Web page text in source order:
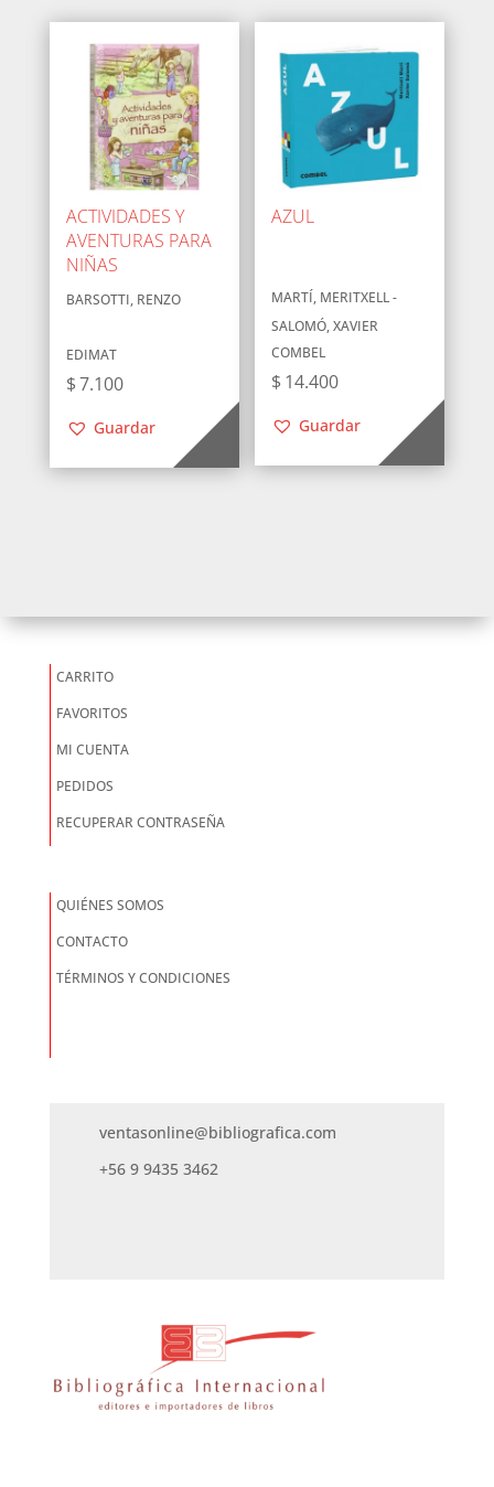
ACTIVIDADES Y
AVENTURAS PARA
NIÑAS
BARSOTTI, RENZO
EDIMAT
$7.100
Guardar
AZUL
MARTÍ, MERITXELL -
SALOMÓ, XAVIER
COMBEL
$ 14.400
Guardar
CARRITO
FAVORITOS
MI CUENTA
PEDIDOS
RECUPERAR CONTRASEÑA
QUIÉNES SOMOS
CONTACTO
TÉRMINOS Y CONDICIONES
ventasonline@bibliografica.com
+56 9 9435 3462